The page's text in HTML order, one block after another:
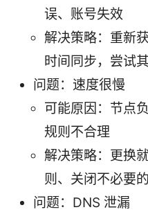
误、账号失效
解决策略：重新
时间同步，尝试
问题：速度很慢
可能原因：节点
规则不合理
解决策略：更换
则、关闭不必要
问题：DNS 泄漏